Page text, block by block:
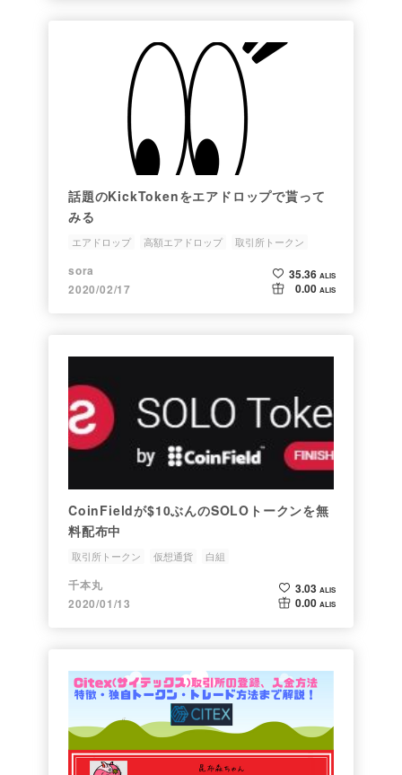
話題のKickTokenをエアドロップで貰って
みる
エアドロップ 高額エアドロップ
取引所トークン
sora
2020/02/17
35.36 ALIS
0.00 ALIS
CoinFieldが$10ぶんのSOLOトークンを無
料配布中
取引所トークン 仮想通貨 白組
千本丸
2020/01/13
3.03 ALIS
0.00 ALIS